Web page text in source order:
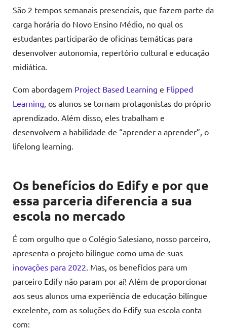
São 2 tempos semanais presenciais, que fazem parte da
carga horária do Novo Ensino Médio, no qual os
estudantes participarão de oficinas temáticas para
desenvolver autonomia, repertório cultural e educação
midiática.
Com abordagem Project Based Learning e Flipped
Learning, os alunos se tornam protagonistas do próprio
aprendizado. Além disso, eles trabalham e
desenvolvem a habilidade de “aprender a aprender”, o
lifelong learning.
Os benefícios do Edify e por que
essa parceria diferencia a sua
escola no mercado
É com orgulho que o Colégio Salesiano, nosso parceiro,
apresenta o projeto bilíngue como uma de suas
inovações para 2022. Mas, os benefícios para um
parceiro Edify não param por aí! Além de proporcionar
aos seus alunos uma experiência de educação bilíngue
excelente, com as soluções do Edify sua escola conta
com: